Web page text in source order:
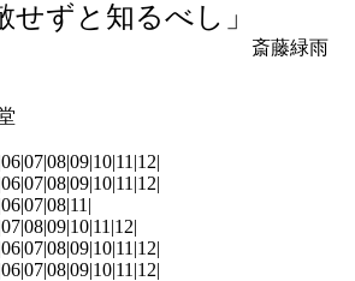
ずと知るべし」
斎藤緑雨
|06|07|08|09 10 11 12
|06|07|08|09 10 11 12
|06|07|08 11
|07|08|09 10 11 12
|06|07|08|09 10 11 12
|06|07|08|09 10 11 12